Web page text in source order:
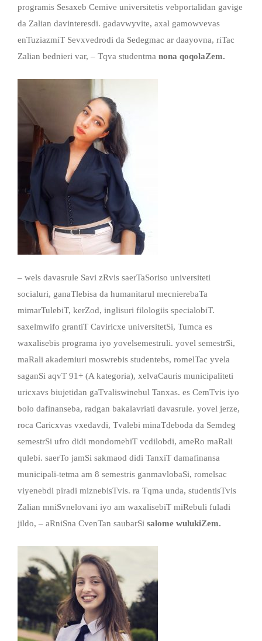
programis Sesaxeb Cemive universitetis vebportalidan gavige
da Zalian davinteresdi. gadavwyvite, axal gamowvevas
enTuziazmiT Sevxvedrodi da Sedegmac ar daayovna, riTac
Zalian bednieri var, – Tqva studentma nona qoqolaZem.
– wels davasrule Savi zRvis saerTaSoriso universiteti
socialuri, ganaTlebisa da humanitarul mecnierebaTa
mimarTulebiT, kerZod, inglisuri filologiis specialobiT.
saxelmwifo grantiT Caviricxe universitetSi, Tumca es
waxalisebis programa iyo yovelsemestruli. yovel semestrSi,
maRali akademiuri moswrebis studentebs, romelTac yvela
saganSi aqvT 91+ (A kategoria), xelvaCauris municipaliteti
uricxavs biujetidan gaTvaliswinebul Tanxas. es CemTvis iyo
bolo dafinanseba, radgan bakalavriati davasrule. yovel jerze,
roca Caricxvas vxedavdi, Tvalebi minaTdeboda da Semdeg
semestrSi ufro didi mondomebiT vcdilobdi, ameRo maRali
qulebi. saerTo jamSi sakmaod didi TanxiT damafinansa
municipali-tetma am 8 semestris ganmavlobaSi, romelsac
viyenebdi piradi miznebisTvis. ra Tqma unda, studentisTvis
Zalian mniSvnelovani iyo am waxalisebiT miRebuli fuladi
jildo, – aRniSna CvenTan saubarSi salome wulukiZem.